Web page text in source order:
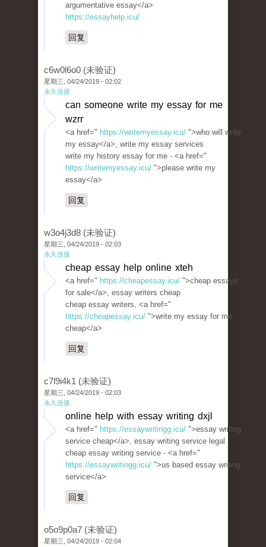
argumentative essay</a>
https://essayhelp.icu/
回复
c6w0l6o0 (未验证)
星期三, 04/24/2019 - 02:02
永久连接
can someone write my essay for me
wzrr
<a href=" https://writemyessay.icu/ ">who will write
my essay</a>, write my essay services
write my history essay for me - <a href="
https://writemyessay.icu/ ">please write my
essay</a>
回复
w3o4j3d8 (未验证)
星期三, 04/24/2019 - 02:03
永久连接
cheap essay help online xteh
<a href=" https://cheapessay.icu/ ">cheap essays
for sale</a>, essay writers cheap
cheap essay writers, <a href="
https://cheapessay.icu/ ">write my essay for me
cheap</a>
回复
c7l9i4k1 (未验证)
星期三, 04/24/2019 - 02:03
永久连接
online help with essay writing dxjl
<a href=" https://essaywritingg.icu/ ">essay writing
service cheap</a>, essay writing service legal
cheap essay writing service - <a href="
https://essaywritingg.icu/ ">us based essay writing
service</a>
回复
o5o9p0a7 (未验证)
星期三, 04/24/2019 - 02:04